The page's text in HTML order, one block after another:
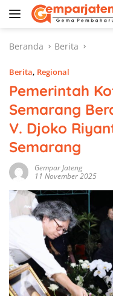
Langsung
Beranda
Berita
Berita, Regional
Pemerintah
Semarang
V. Djoko
Semarang
Gempar Jateng
11 November 2025